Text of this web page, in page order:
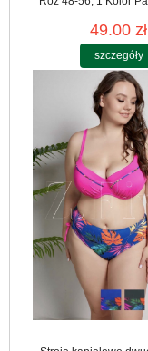
49.00 zł
szczegóły